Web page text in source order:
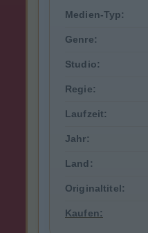
Medien-Typ:
Genre:
Studio:
Regie:
Laufzeit:
Jahr:
Land:
Originaltitel:
Kaufen: